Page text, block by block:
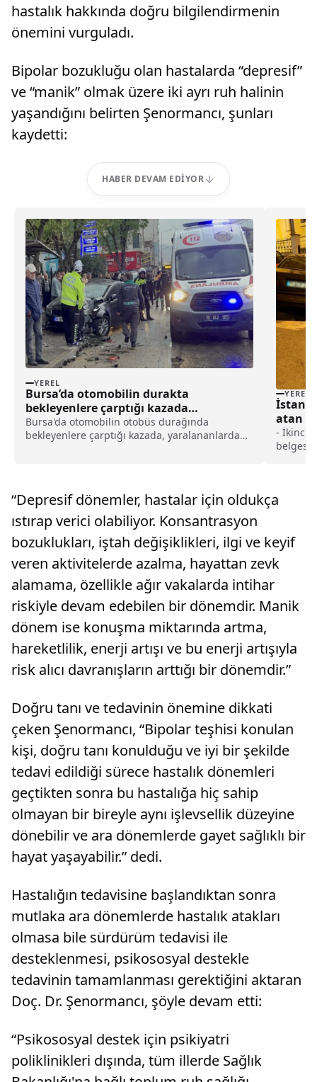
hastalık hakkında doğru bilgilendirmenin
önemini vurguladı.
Bipolar bozukluğu olan hastalarda “depresif”
ve “manik” olmak üzere iki ayrı ruh halinin
yaşandığını belirten Şenormancı, şunları
kaydetti:
HABER DEVAM EDIYOR
YEREL
Bursa’da otomobilin durakta
bekleyenlere çarptığı kazada
yaralananlardan biri öldü haberi
Bursa'da otomobilin otobüs durağında
bekleyenlere çarptığı kazada, yaralananlardan
YEREL
atan 3
kesildi
- İkinci
belgesi
“Depresif dönemler, hastalar için oldukça
ıstırap verici olabiliyor. Konsantrasyon
bozuklukları, iştah değişiklikleri, ilgi ve keyif
veren aktivitelerde azalma, hayattan zevk
alamama, özellikle ağır vakalarda intihar
riskiyle devam edebilen bir dönemdir. Manik
dönem ise konuşma miktarında artma,
hareketlilik, enerji artışı ve bu enerji artışıyla
risk alıcı davranışların arttığı bir dönemdir.”
Doğru tanı ve tedavinin önemine dikkati
çeken Şenormancı, “Bipolar teşhisi konulan
kişi, doğru tanı konulduğu ve iyi bir şekilde
tedavi edildiği sürece hastalık dönemleri
geçtikten sonra bu hastalığa hiç sahip
olmayan bir bireyle aynı işlevsellik düzeyine
dönebilir ve ara dönemlerde gayet sağlıklı bir
hayat yaşayabilir.” dedi.
Hastalığın tedavisine başlandıktan sonra
mutlaka ara dönemlerde hastalık atakları
olmasa bile sürdürüm tedavisi ile
desteklenmesi, psikososyal destekle
tedavinin tamamlanması gerektiğini aktaran
Doç. Dr. Şenormancı, şöyle devam etti:
“Psikososyal destek için psikiyatri
poliklinikleri dışında, tüm illerde Sağlık